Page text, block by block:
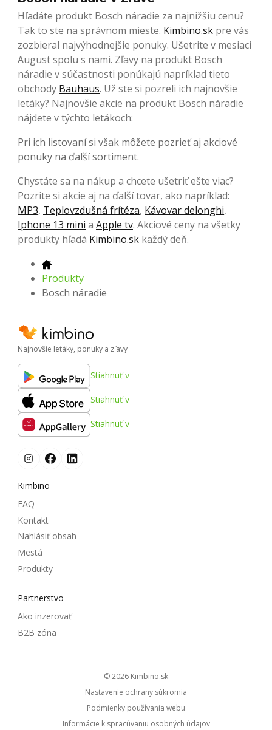
Hľadáte produkt Bosch náradie za najnižšiu cenu?
Tak to ste na správnom mieste. Kimbino.sk pre vás
zozbieral najvýhodnejšie ponuky. Ušetrite v mesiaci
August spolu s nami. Zľavy na produkt Bosch
náradie v súčastnosti ponúkajú napríklad tieto
obchody Bauhaus. Už ste si pozreli ich najnovšie
letáky? Najnovšie akcie na produkt Bosch náradie
nájdete v týchto letákoch:
Pri ich listovaní si však môžete pozrieť aj akciové
ponuky na ďalší sortiment.
Chystáte sa na nákup a chcete ušetriť ešte viac?
Pozrite si akcie aj na ďalší tovar, ako napríklad:
MP3, Teplovzdušná frítéza, Kávovar delonghi,
Iphone 13 mini a Apple tv. Akciové ceny na všetky
produkty hľadá Kimbino.sk každý deň.
Produkty
Bosch náradie
Najnovšie letáky, ponuky a zľavy
Stiahnuť v
Stiahnuť v
Stiahnuť v
Kimbino
FAQ
Kontakt
Nahlásiť obsah
Mestá
Produkty
Partnerstvo
Ako inzerovať
B2B zóna
© 2026
kimbino.sk
Nastavenie ochrany súkromia
Podmienky používania webu
Informácie k spracúvaniu osobných údajov